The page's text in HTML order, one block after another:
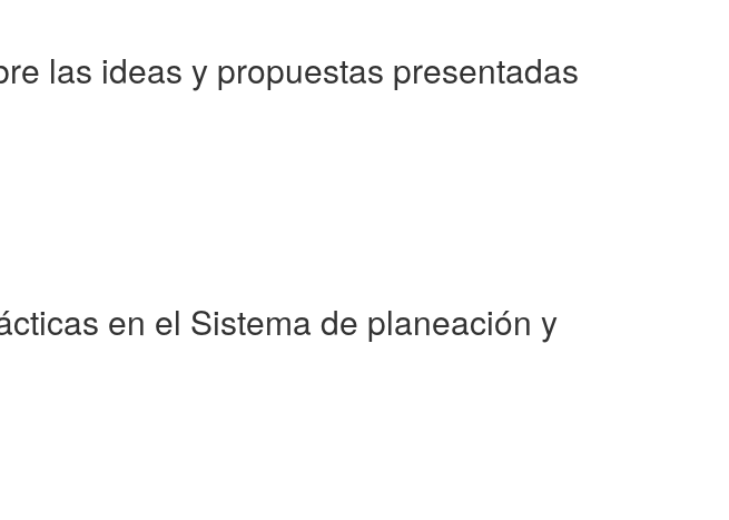
las ideas y propuestas presentadas
en el Sistema de planeación y